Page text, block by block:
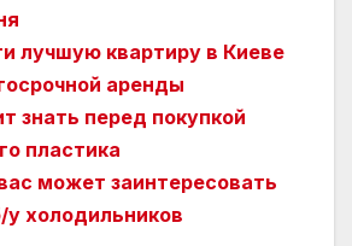
лучшую квартиру в Киеве
аренды
знать перед покупкой
пластика
может заинтересовать
у холодильников